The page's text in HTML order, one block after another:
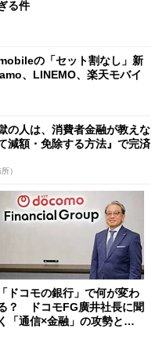
る件
の「セット割なし」新
、LINEMO、楽天モバイ
の人は、消費者金融が教えな
減額・免除する方法』で完済
）
「ドコモの銀行」で何が変わ
？ ドコモFG廣井社長に聞
く「通信×金融」の攻勢とグ